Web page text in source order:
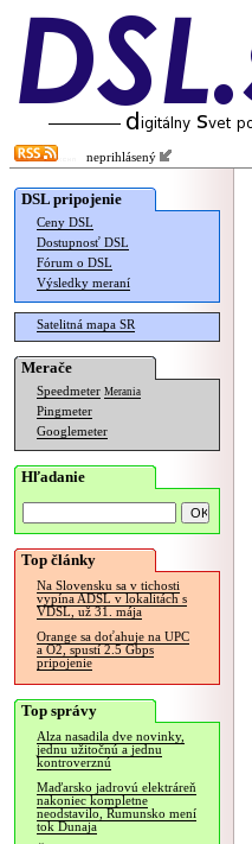
neprihlásený
DSL pripojenie
Ceny DSL
Dostupnosť DSL
Fórum o DSL
Výsledky meraní
Satelitná mapa SR
Merače
Speedmeter Merania
Pingmeter
Googlemeter
Hľadanie
Top články
Na Slovensku sa v tichosti
vypína ADSL v lokalitách s
VDSL, už 31. mája
Orange sa doťahuje na UPC
a O2, spustí 2.5 Gbps
pripojenie
Top správy
Alza nasadila dve novinky,
jednu užitočnú a jednu
kontroverznú
Maďarsko jadrovú elektráreň
nakoniec kompletne
neodstavilo, Rumunsko mení
tok Dunaja